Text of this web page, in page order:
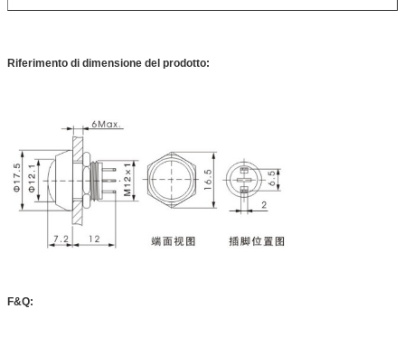
Riferimento di dimensione del prodotto:
F&Q: